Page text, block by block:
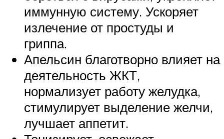
иммунную систему. Ускоряет
излечение от простуды и
гриппа.
Апельсин благотворно влияет на
деятельность ЖКТ,
нормализует работу желудка,
стимулирует выделение желчи,
лучшает аппетит.